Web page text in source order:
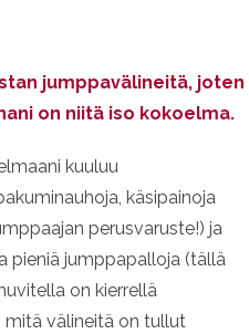
jumppavälineitä, joten
on niitä iso kokoelma.
kuuluu
käsipainoja
perusvaruste!) ja
pieniä jumppapalloja (tällä
on kierrellä
mitä välineitä on tullut